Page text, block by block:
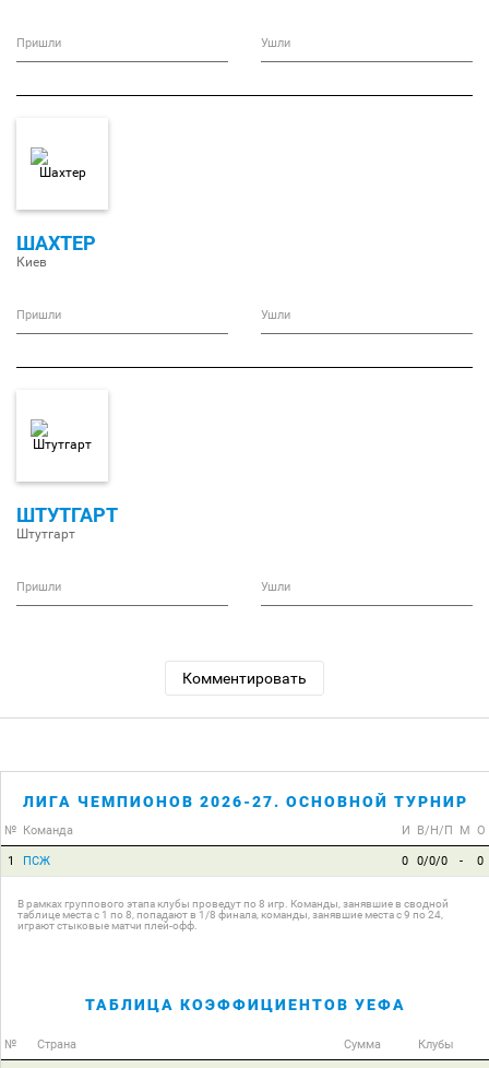
Пришли Ушли
ШАХТЕР
Киев
Пришли Ушли
ШТУТГАРТ
Штутгарт
Пришли Ушли
Комментировать
ЛИГА ЧЕМПИОНОВ 2026-27. ОСНОВНОЙ ТУРНИР
№ Команда И В/Н/П М О
1 ПСЖ 0 0/0/0 - 0
В рамках группового этапа клубы проведут по 8 игр. Команды, занявшие в сводной
таблице места с 1 по 8, попадают в 1/8 финала, команды, занявшие места с 9 по 24,
играют стыковые матчи плей-офф.
ТАБЛИЦА КОЭФФИЦИЕНТОВ УЕФА
№ Страна Сумма Клубы